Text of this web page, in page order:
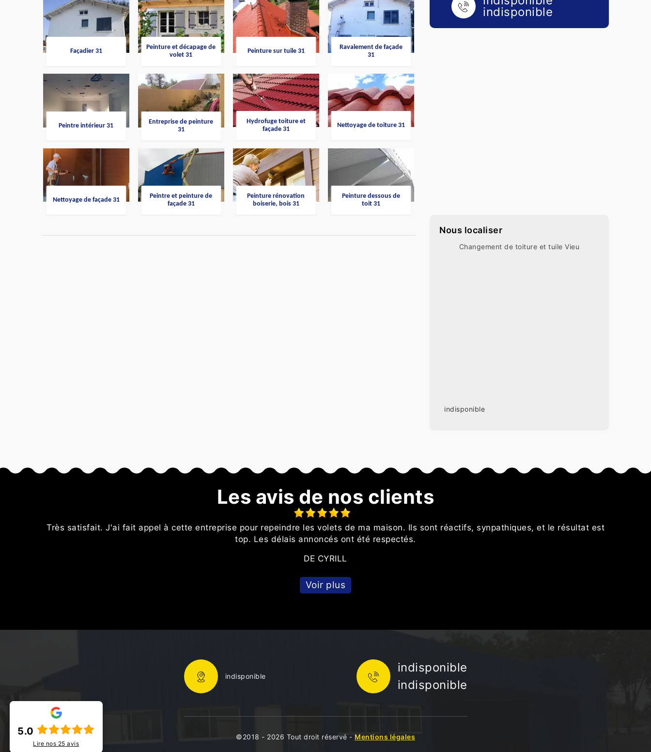
Façadier 31
Peinture et décapage de
volet 31
Peinture sur tuile 31
Ravalement de façade
31
Peintre intérieur 31
Entreprise de peinture
31
Hydrofuge toiture et
façade 31
Nettoyage de toiture 31
Nettoyage de façade 31
Peintre et peinture de
façade 31
Peinture rénovation
boiserie, bois 31
Peinture dessous de
toit 31
indisponible
Nous localiser
Changement de toiture et tuile Vieu
indisponible
Les avis de nos clients
Très satisfait. J'ai fait appel à cette entreprise pour repeindre les volets de ma maison. Ils sont réactifs, synpathiques, et le résultat est
top. Les délais annoncés ont été respectés.
DE CYRILL
Voir plus
indisponible
indisponible
indisponible
©2018 - 2026 Tout droit réservé - Mentions légales
5.0
Lire nos 25 avis